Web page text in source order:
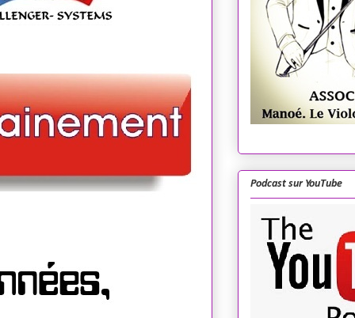
Podcast sur YouTube